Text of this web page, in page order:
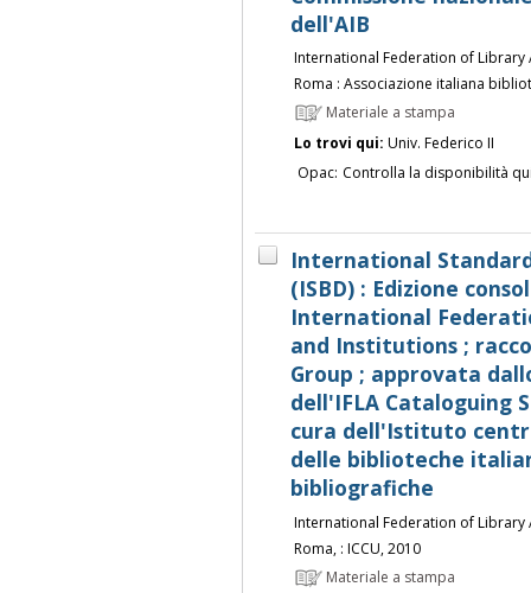
dell'AIB
International Federation of
Roma : Associazione italiana
Materiale a stampa
Lo trovi qui: Univ. Federico II
Opac: Controlla la disponibilità
International
(ISBD) : Edizione
International
and Institutions ;
Group ; approvata
dell'IFLA Cataloguing
cura dell'Istituto
delle biblioteche
bibliografiche
International Federation of
Roma, : ICCU, 2010
Materiale a stampa